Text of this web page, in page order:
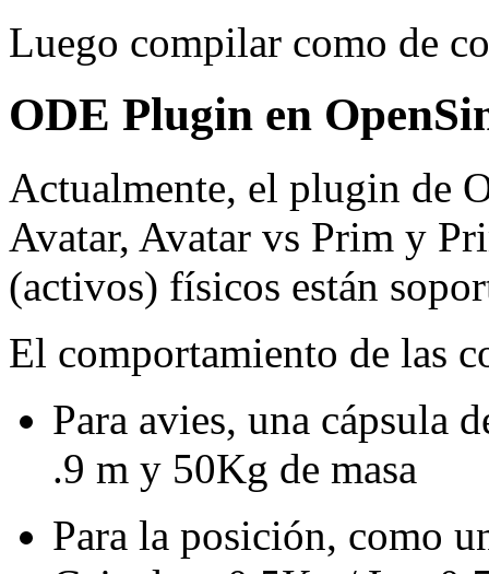
Luego compilar como de
ODE Plugin en
Actualmente, el plugin de
Avatar, Avatar vs Prim y
(activos) físicos están
El comportamiento de las
Para avies, una cápsula
.9 m y 50Kg de masa
Para la posición, como